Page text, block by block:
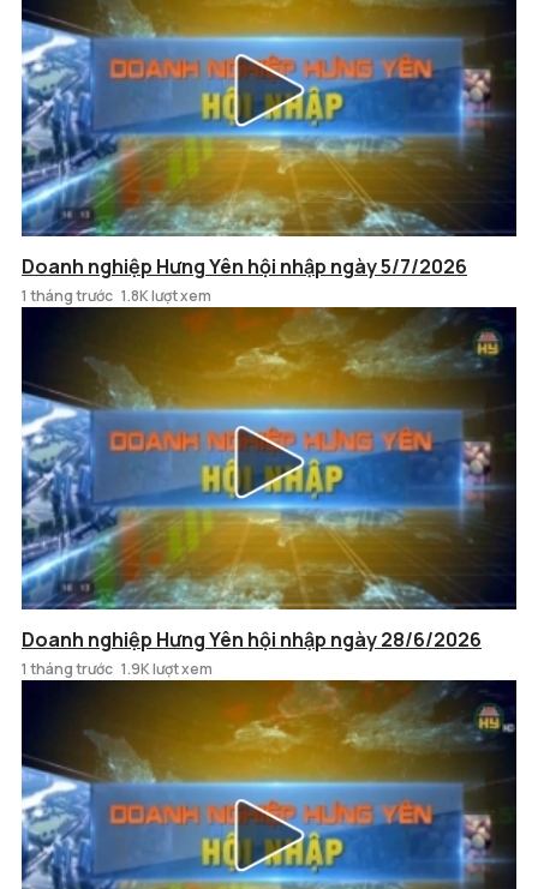
Doanh nghiệp Hưng Yên hội nhập ngày 5/7/2026
1 tháng trước 1.8K lượt xem
Doanh nghiệp Hưng Yên hội nhập ngày 28/6/2026
1 tháng trước 1.9K lượt xem